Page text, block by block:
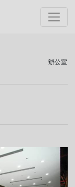
辦公室